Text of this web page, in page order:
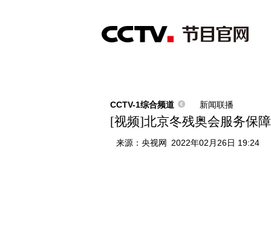
综合 新闻 财经 综艺 中文国际
CCTV-1综合频道 新闻联播
[视频]北京冬残奥会服务保
来源： 央视网 2022年02月26日 19:24